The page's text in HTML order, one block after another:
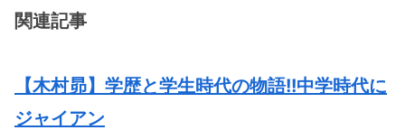
関連記事
【木村昴】学歴と学生時代の物語!!中学時代に
ジャイアン